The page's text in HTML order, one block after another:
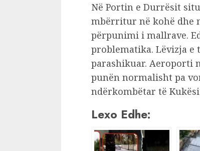
Në Portin e Durrësit
mbërritur në kohë dhe
përpunimi i mallrave.
problematika. Lëvizja
parashikuar. Aeroporti
punën normalisht pa
ndërkombëtar të
Lexo Edhe: